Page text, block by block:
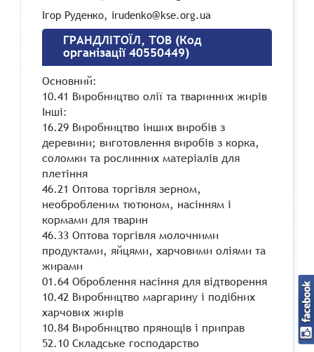
Ігор Руденко, irudenko@kse.org.ua
ГРАНДЛІТОЇЛ, ТОВ (Код
організації 40550449)
Основний:
10.41 Виробництво олії та тваринних жирів
Інші:
16.29 Виробництво інших виробів з
деревини; виготовлення виробів з корка,
соломки та рослинних матеріалів для
плетіння
46.21 Оптова торгівля зерном,
необробленим тютюном, насінням і
кормами для тварин
46.33 Оптова торгівля молочними
продуктами, яйцями, харчовими оліями та
жирами
01.64 Оброблення насіння для відтворення
10.42 Виробництво маргарину і подібних
харчових жирів
10.84 Виробництво прянощів і приправ
52.10 Складське господарство